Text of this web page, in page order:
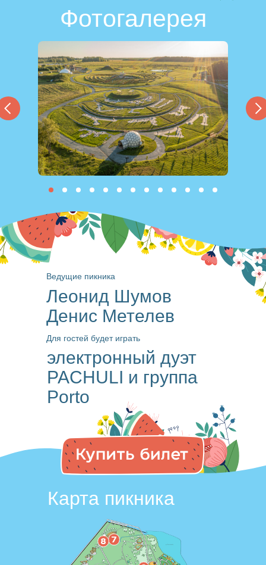
Фотогалерея
Ведущие пикника
Для гостей будет играть
Леонид Шумов
Денис Метелев
электронный дуэт
PACHULI и группа
Porto
Карта пикника